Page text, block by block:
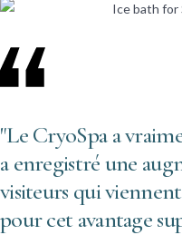
"Le CryoSpa a
a enregistré une
visiteurs qui
pour cet avantage